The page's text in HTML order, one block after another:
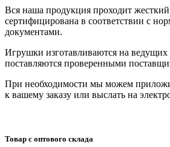
Вся наша продукция проходит
сертифицирована в соответствии с
документами.
Игрушки изготавливаются на
поставляются проверенными
При необходимости мы можем
к вашему заказу или выслать на
Товар с оптового склада